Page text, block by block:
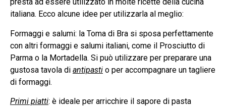
italiana. Ecco alcune idee per utilizzarla al meglio:
Formaggi e salumi: la Toma di Bra si sposa perfettamente
con altri formaggi e salumi italiani, come il Prosciutto di
Parma o la Mortadella. Si può utilizzare per preparare una
gustosa tavola di antipasti o per accompagnare un tagliere
di formaggi.
Primi piatti: è ideale per arricchire il sapore di pasta